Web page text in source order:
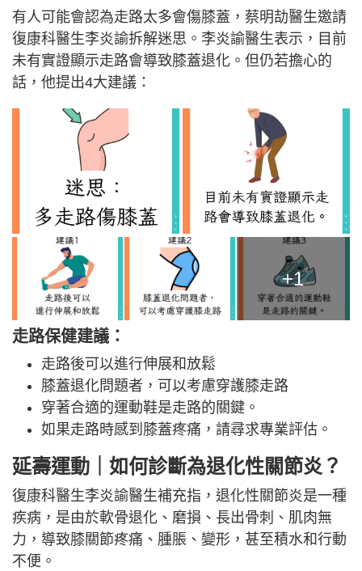
有人可能會認為走路太多會傷膝蓋，蔡明劼醫生邀請
復康科醫生李炎諭拆解迷思。李炎諭醫生表示，目前
未有實證顯示走路會導致膝蓋退化。但仍若擔心的
話，他提出4大建議：
+1
走路保健建議：
走路後可以進行伸展和放鬆
膝蓋退化問題者，可以考慮穿護膝走路
穿著合適的運動鞋是走路的關鍵。
如果走路時感到膝蓋疼痛，請尋求專業評估。
延壽運動｜如何診斷為退化性關節炎？
復康科醫生李炎諭醫生補充指，退化性關節炎是一種
疾病，是由於軟骨退化、磨損、長出骨刺、肌肉無
力，導致膝關節疼痛、腫脹、變形，甚至積水和行動
不便。